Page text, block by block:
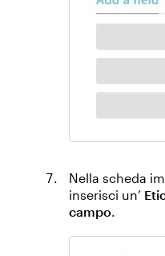
Nella scheda
inserisci un’
campo.